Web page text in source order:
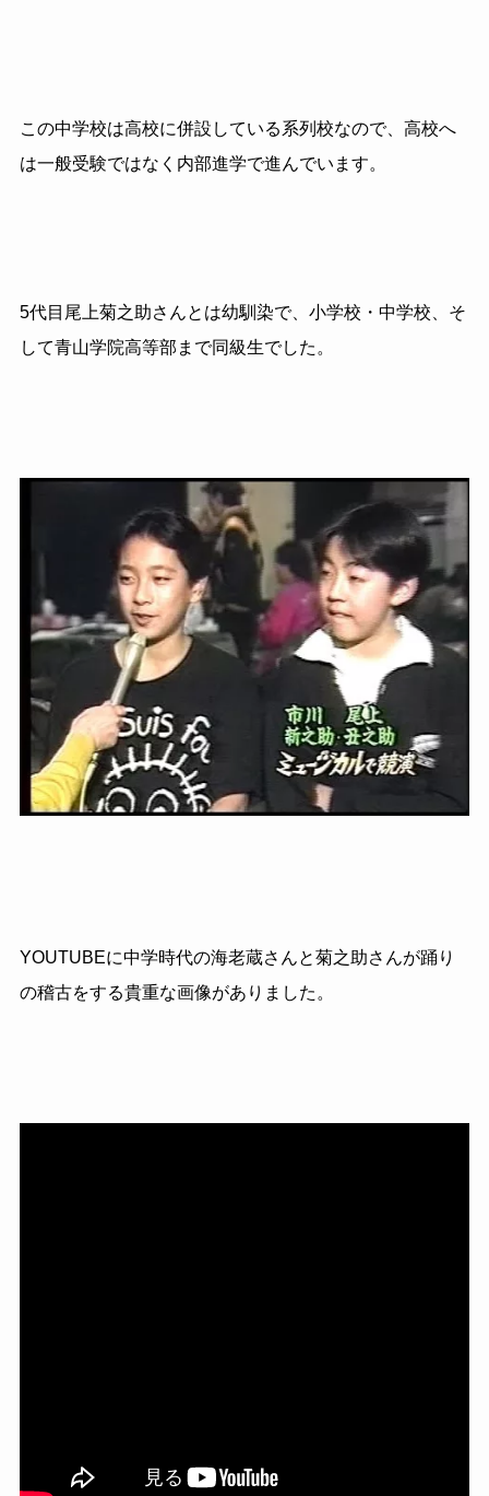
この中学校は高校に併設している系列校なので、高校へ
は一般受験ではなく内部進学で進んでいます。
5代目尾上菊之助さんとは幼馴染で、小学校・中学校、そ
して青山学院高等部まで同級生でした。
YOUTUBEに中学時代の海老蔵さんと菊之助さんが踊り
の稽古をする貴重な画像がありました。